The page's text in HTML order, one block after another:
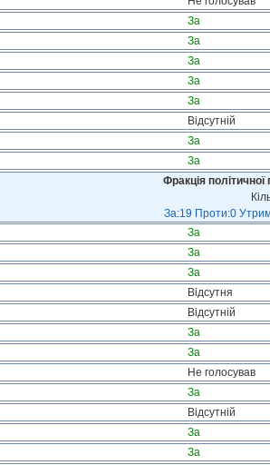
За
За
За
За
За
Відсутній
За
За
Фракція
За:19 Проти:0
За
За
За
Відсутня
Відсутній
За
За
Не голосував
За
Відсутній
За
За